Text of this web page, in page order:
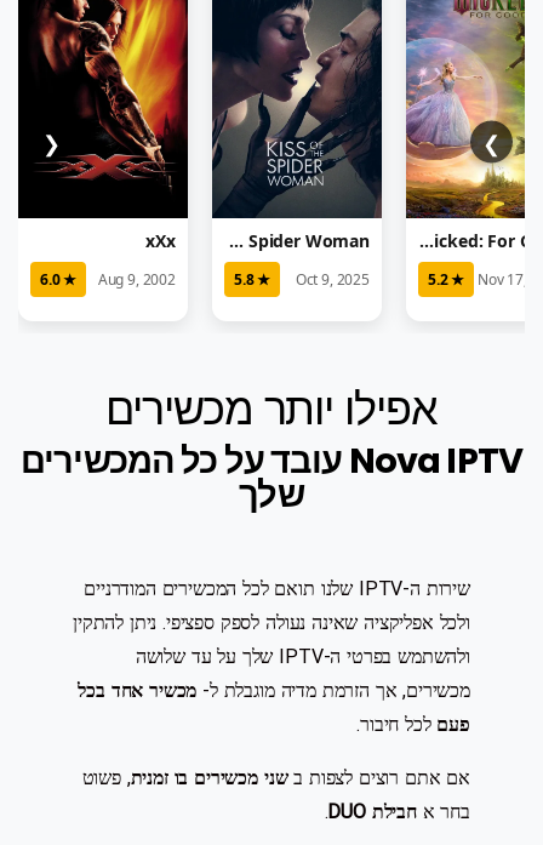
❮ ❯
Wicked: For Good
Nov 17,
★ 5.2
Kiss of the Spider Woman
Oct 9, 2025
★ 5.8
xXx
Aug 9, 2002
★ 6.0
אפילו יותר מכשירים
Nova IPTV עובד על כל המכשירים
שלך
שירות ה-IPTV שלנו תואם לכל המכשירים המודרניים
ולכל אפליקציה שאינה נעולה לספק ספציפי. ניתן להתקין
ולהשתמש בפרטי ה-IPTV שלך על עד שלושה
מכשירים, אך הזרמת מדיה מוגבלת ל- מכשיר אחד בכל
פעםלכל חיבור.
אם אתם רוצים לצפות בשני מכשירים בו זמנית, פשוט
בחר אחבילת DUO
.